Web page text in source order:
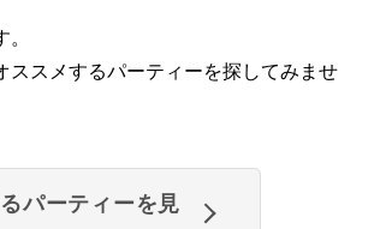
ススメするパーティーを探してみませ
パーティーを見